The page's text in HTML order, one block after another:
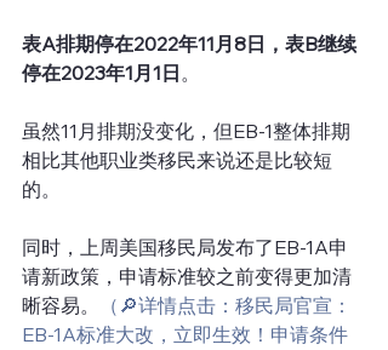
表A排期停在2022年11月8日，表B继续
停在2023年1月1日。
虽然11月排期没变化，但EB-1整体排期
相比其他职业类移民来说还是比较短
的。
同时，上周美国移民局发布了EB-1A申
请新政策，申请标准较之前变得更加清
晰容易。
（🔎详情点击：移民局官宣：
EB-1A标准大改，立即生效！申请条件